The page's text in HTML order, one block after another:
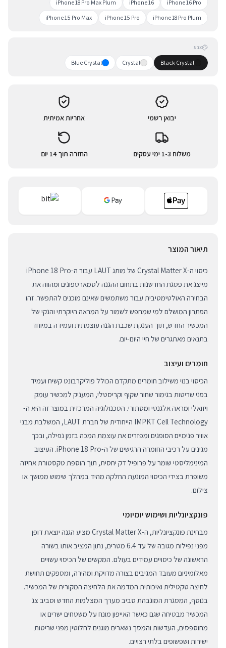
iPhone 16 Pro
iPhone 16
iPhone 18 Pro Max Plum
iPhone 18 Pro Plum
iPhone 15 Pro
iPhone 15 Pro Max
צבע
Black Crystal
Crystal
Blue Crystal
יבואן רשמי אחריות אמיתית
משלוח 1-3 ימי עסקים החזרה תוך 14 יום
תיאור המוצר
כיסוי ה-Crystal Matter X של מותג LAUT עבור ה-iPhone 18 Pro
מייצג את פסגת החדשנות בתחום ההגנה לסמארטפונים ומהווה את
הבחירה האולטימטיבית עבור משתמשים שאינם מוכנים להתפשר. זהו
הפתרון המושלם למי שמחפש לשמור על המראה היוקרתי והנקי של
המכשיר החדש, תוך הענקת שכבת הגנה עוצמתית ועמידה במיוחד
בתנאים מאתגרים של חיי היום-יום.
חומרים ועיצוב
הכיסוי בנוי משילוב חומרים מתקדם הכולל פוליקרבונט קשיח ועמיד
בפני שריטות בגימור שחור שקוף וקריסטלי, המעניק למכשיר עומק
ויזואלי ומראה אלגנטי ומסתורי. הטכנולוגיה המרכזית במוצר זה היא ה-
IMPKT Cell Technology הייחודית של חברת LAUT, המשלבת מבני
אוויר פנימיים הסופגים ומפזרים את עוצמת המכה בזמן נפילה, ובכך
מגינים על רכיבי החומרה הרגישים של ה-iPhone 18 Pro. העיצוב
המינימליסטי שומר על פרופיל דק יחסית, תוך הוספת טקסטורת אחיזה
משופרת בצידי הכיסוי המונעת החלקה מהיד במהלך שימוש ממושך או
צילום.
פונקציונליות ושימוש יומיומי
מבחינת פונקציונליות, ה-Crystal Matter X מציע הגנה יוצאת דופן
מפני נפילות מגובה של עד 6.4 מטרים, נתון המציב אותו בשורה
הראשונה של כיסויים עמידים בעולם. המקשים של הכיסוי עשויים
מאלומיניום מעובד המגיבים בצורה מדויקת ומהירה, ומספקים תחושת
לחיצה טקטילית ואיכותית המדמה את הלחיצה המקורית של המכשיר.
בנוסף, המסגרת המוגבהת סביב מערך המצלמות החדש וסביב צג
המכשיר מבטיחה שגם כאשר האייפון מונח על משטחים ישרים או
מחוספסים, העדשות והמסך נשארים מוגנים לחלוטין מפני שריטות
ישירות ושפשופים בלתי רצויים.